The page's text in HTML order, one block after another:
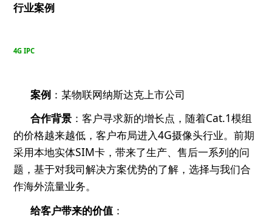
行业案例
4G IPC
案例 ：某物联网纳斯达克上市公司
合作背景 ：客户寻求新的增长点，随着Cat.1模组
的价格越来越低，客户布局进入4G摄像头行业。前期
采用本地实体SIM卡，带来了生产、售后一系列的问
题，基于对我司解决方案优势的了解，选择与我们合
作海外流量业务。
给客户带来的价值 ：